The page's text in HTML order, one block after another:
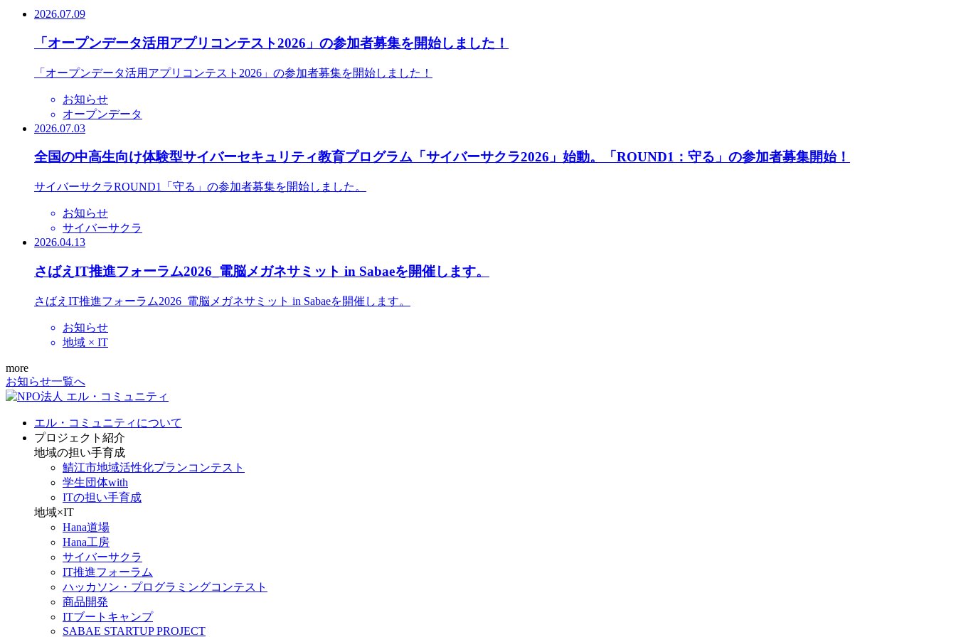
2026.07.09
「オープンデータ活用アプリコンテスト2026」の参加者募集を開始しました！
「オープンデータ活用アプリコンテスト2026」の参加者募集を開始しました！
お知らせ
オープンデータ
2026.07.03
全国の中高生向け体験型サイバーセキュリティ教育プログラム「サイバーサクラ2026」始動。「ROUND1：守る」の参加者募集開始！
サイバーサクラROUND1「守る」の参加者募集を開始しました。
お知らせ
サイバーサクラ
2026.04.13
さばえIT推進フォーラム2026_電脳メガネサミット in Sabaeを開催します。
さばえIT推進フォーラム2026_電脳メガネサミット in Sabaeを開催します。
お知らせ
地域 × IT
more
お知らせ一覧へ
エル・コミュニティについて
プロジェクト紹介
地域の担い手育成
鯖江市地域活性化プランコンテスト
学生団体with
ITの担い手育成
地域×IT
Hana道場
Hana工房
サイバーサクラ
IT推進フォーラム
ハッカソン・プログラミングコンテスト
商品開発
ITブートキャンプ
SABAE STARTUP PROJECT